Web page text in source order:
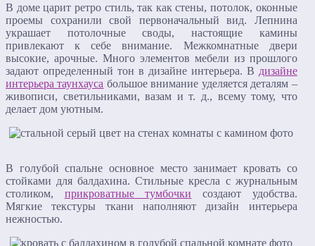
В доме царит ретро стиль, так как стены, потолок, оконные
проемы сохранили свой первоначальный вид. Лепнина
украшает потолочные своды, настоящие камины
привлекают к себе внимание. Межкомнатные двери
высокие, арочные. Много элементов мебели из прошлого
задают определенный тон в дизайне интерьера. В дизайне
интерьера таунхауса большое внимание уделяется деталям –
живописи, светильниками, вазам и т. д., всему тому, что
делает дом уютным.
В голубой спальне основное место занимает кровать со
стойками для балдахина. Стильные кресла с журнальным
столиком, прикроватные тумбочки создают удобства.
Мягкие текстуры ткани наполняют дизайн интерьера
нежностью.